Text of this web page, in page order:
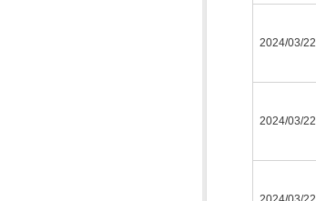
2024/03/22
2024/03/22